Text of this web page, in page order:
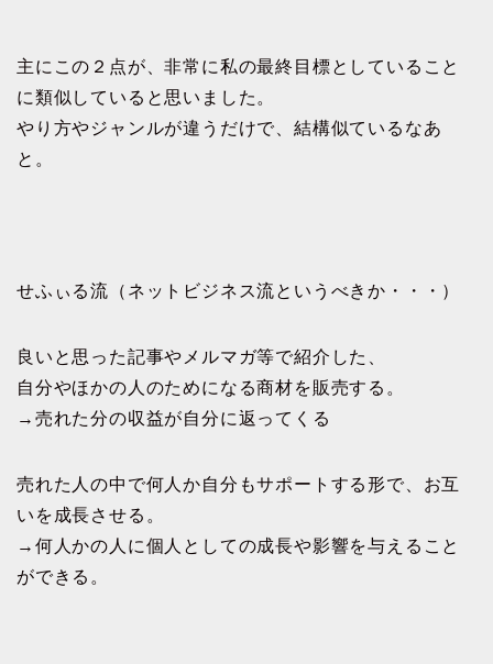
主にこの２点が、非常に私の最終目標としていること
に類似していると思いました。
やり方やジャンルが違うだけで、結構似ているなあ
と。
せふぃる流（ネットビジネス流というべきか・・・）
良いと思った記事やメルマガ等で紹介した、
自分やほかの人のためになる商材を販売する。
→売れた分の収益が自分に返ってくる
売れた人の中で何人か自分もサポートする形で、お互
いを成長させる。
→何人かの人に個人としての成長や影響を与えること
ができる。